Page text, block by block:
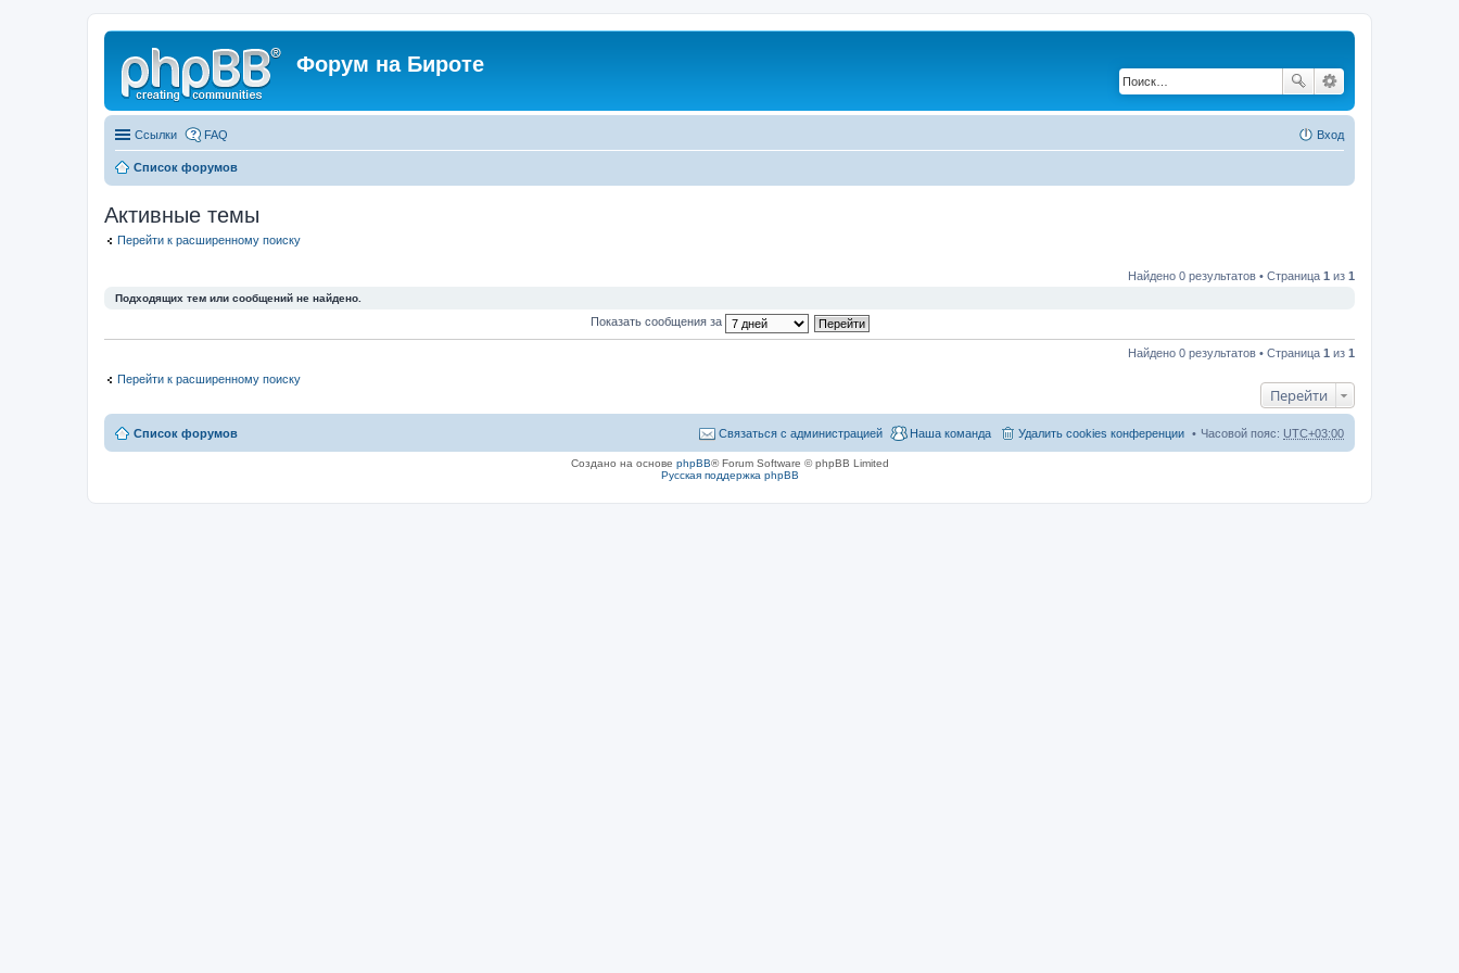
Форум на Бироте
Ссылки FAQ Вход
Список форумов
Активные темы
Перейти к расширенному поиску
Найдено 0 результатов • Страница 1 из 1
Подходящих тем или сообщений не найдено.
Показать сообщения за
Найдено 0 результатов • Страница 1 из 1
Перейти к расширенному поиску
Перейти
Список форумов Часовой пояс: UTC+03:00
Удалить cookies конференции
Наша команда
Связаться с администрацией
Создано на основе phpBB® Forum Software © phpBB Limited
Русская поддержка phpBB